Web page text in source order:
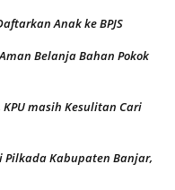
Anak ke BPJS
Aman Belanja Bahan Pokok
masih Kesulitan Cari
Pilkada Kabupaten Banjar,